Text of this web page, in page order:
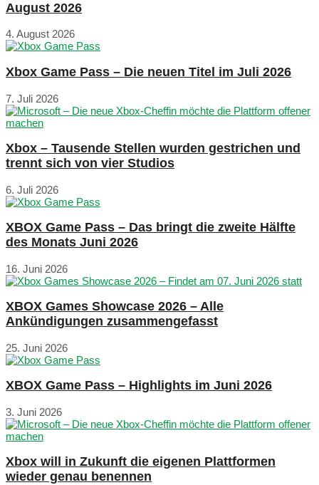
August 2026
4. August 2026
Xbox Game Pass – Die neuen Titel im Juli 2026
7. Juli 2026
Xbox – Tausende Stellen wurden gestrichen und
trennt sich von vier Studios
6. Juli 2026
XBOX Game Pass – Das bringt die zweite Hälfte
des Monats Juni 2026
16. Juni 2026
XBOX Games Showcase 2026 – Alle
Ankündigungen zusammengefasst
25. Juni 2026
XBOX Game Pass – Highlights im Juni 2026
3. Juni 2026
Xbox will in Zukunft die eigenen Plattformen
wieder genau benennen